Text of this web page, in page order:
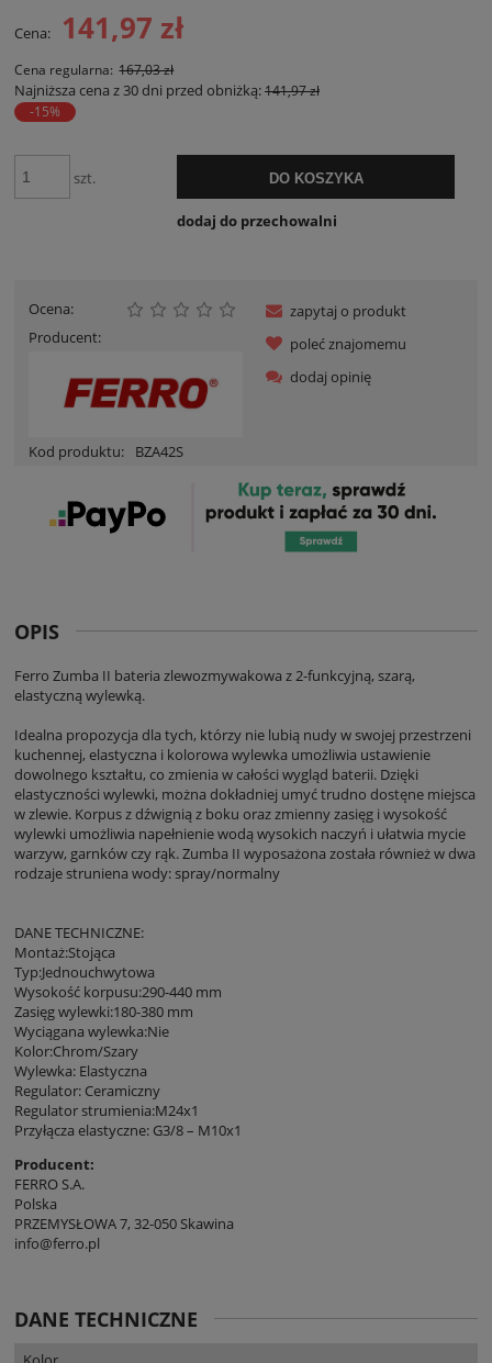
Cena: 141,97 zł
Cena regularna: 167,03 zł
Najniższa cena z 30 dni przed obniżką:141,97 zł
-15%
szt. DO KOSZYKA
dodaj do przechowalni
Ocena:
Producent:
Kod produktu: BZA42S
zapytaj o produkt
poleć znajomemu
dodaj opinię
OPIS
Ferro Zumba II bateria zlewozmywakowa z 2-funkcyjną, szarą,
elastyczną wylewką.
Idealna propozycja dla tych, którzy nie lubią nudy w swojej przestrzeni
kuchennej, elastyczna i kolorowa wylewka umożliwia ustawienie
dowolnego kształtu, co zmienia w całości wygląd baterii. Dzięki
elastyczności wylewki, można dokładniej umyć trudno dostęne miejsca
w zlewie. Korpus z dźwignią z boku oraz zmienny zasięg i wysokość
wylewki umożliwia napełnienie wodą wysokich naczyń i ułatwia mycie
warzyw, garnków czy rąk. Zumba II wyposażona została również w dwa
rodzaje struniena wody: spray/normalny
DANE TECHNICZNE:
Montaż:Stojąca
Typ:Jednouchwytowa
Wysokość korpusu:290-440 mm
Zasięg wylewki:180-380 mm
Wyciągana wylewka:Nie
Kolor:Chrom/Szary
Wylewka: Elastyczna
Regulator: Ceramiczny
Regulator strumienia:M24x1
Przyłącza elastyczne: G3/8 – M10x1
Producent:
FERRO S.A.
Polska
PRZEMYSŁOWA 7, 32-050 Skawina
info@ferro.pl
DANE TECHNICZNE